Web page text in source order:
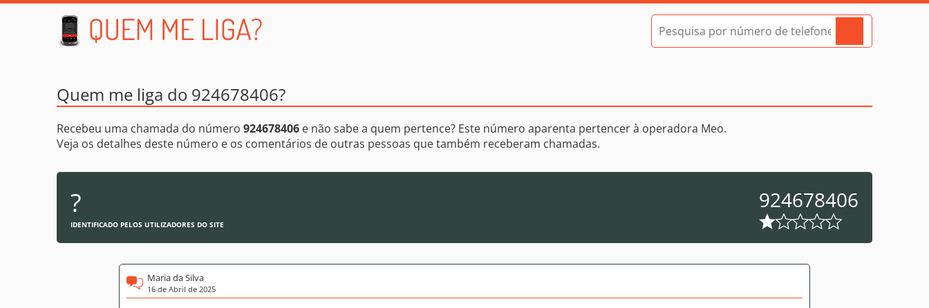
Quem me liga do 924678406?
Recebeu uma chamada do número 924678406 e não sabe a quem pertence? Este número aparenta pertencer à operadora Meo.
Veja os detalhes deste número e os comentários de outras pessoas que também receberam chamadas.
?
IDENTIFICADO PELOS UTILIZADORES DO SITE
924678406
Maria da Silva
16 de Abril de 2025